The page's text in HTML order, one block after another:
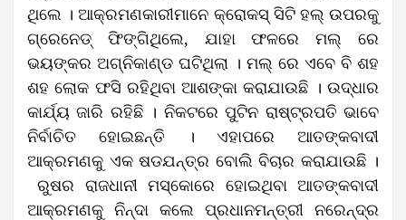
ଥିଲେ । ଆକ୍ରମଣକାରୀମାନେ କ୍ରୋକସ୍ ସିଟି ହଲ୍ ଉପରକୁ
ଗ୍ରେନେଡ୍ ଫିଙ୍ଗିଥିଲେ, ଯାହା ଫଳରେ ମଲ୍ ରେ
ଭୟଙ୍କର ଅଗ୍ନିକାଣ୍ଡ ଘଟିଥିଲା । ମଲ୍ ରେ ଏବେ ବି ଶହ
ଶହ ଲୋକ ଫସି ରହିଥିବା ଆଶଙ୍କା କରାଯାଉଛି । ଉଦ୍ଧାର
କାର୍ଯ୍ୟ ଜାରି ରହିଛି । ନିକଟରେ ପୁଟିନ ରାଷ୍ଟ୍ରପତି ଭାବେ
ନିର୍ବାଚିତ ହୋଇଛନ୍ତି । ଏହାପରେ ଆତଙ୍କବାଦୀ
ଆକ୍ରମଣକୁ ଏକ ଷଡଯନ୍ତ୍ର ବୋଲି ବିଚାର କରାଯାଉଛି ।
ରୁଷର ରାଜଧାନୀ ମସ୍କୋରେ ହୋଇଥିବା ଆତଙ୍କବାଦୀ
ଆକ୍ରମଣକୁ ନିନ୍ଦା କଲେ ପ୍ରଧାନମନ୍ତ୍ରୀ ନରେନ୍ଦ୍ର